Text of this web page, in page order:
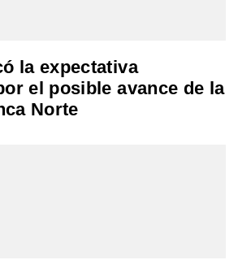
la expectativa
el posible avance de la
Norte